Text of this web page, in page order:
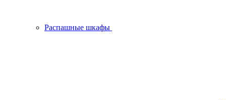
Распашные шкафы